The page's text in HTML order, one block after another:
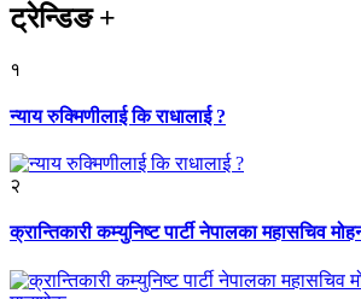
ट्रेन्डिङ+
१
न्याय रुक्मिणीलाई कि राधालाई ?
२
क्रान्तिकारी कम्युनिष्ट पार्टी नेपालका महासचिव